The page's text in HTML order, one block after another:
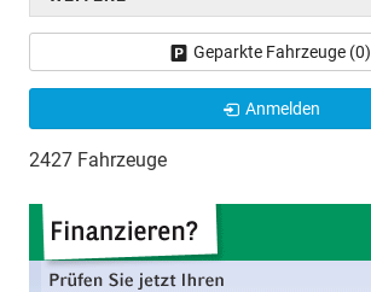
Geparkte Fahrzeuge (0)
Anmelden
2427 Fahrzeuge